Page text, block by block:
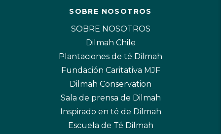
SOBRE NOSOTROS
SOBRE NOSOTROS
Dilmah Chile
Plantaciones de té Dilmah
Fundación Caritativa MJF
Dilmah Conservation
Sala de prensa de Dilmah
Inspirado en té de Dilmah
Escuela de Té Dilmah